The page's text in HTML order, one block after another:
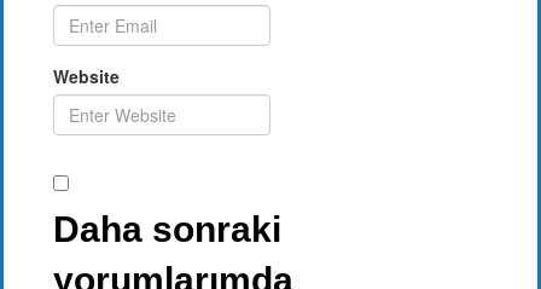
Website
Daha sonraki
yorumlarımda